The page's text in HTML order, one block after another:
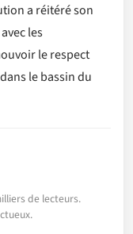
a réitéré son
les
le respect
le bassin du
de lecteurs.